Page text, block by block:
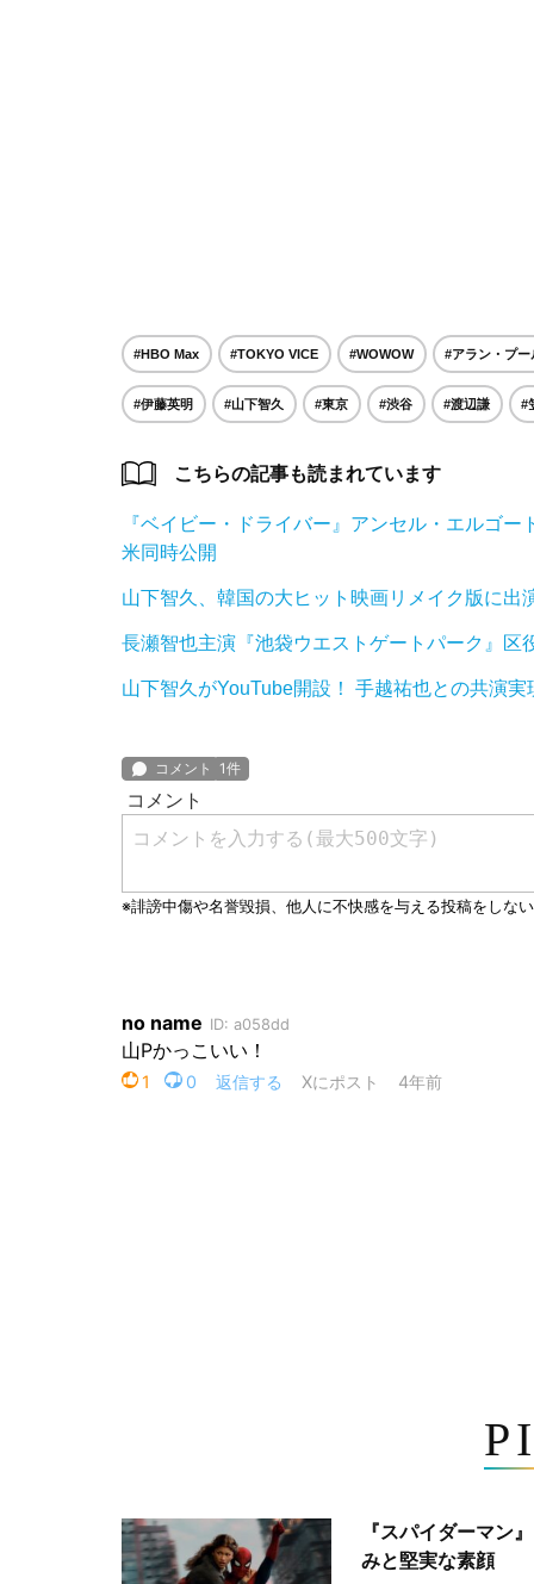
#HBO Max #TOKYO VICE #WOWOW #アラン・プー
#伊藤英明 #山下智久 #東京 #渋谷 #渡辺謙 #
こちらの記事も読まれています
『ベイビー・ドライバー』アンセル・エルゴ
米同時公開
山下智久、韓国の大ヒット映画リメイク版に
長瀬智也主演『池袋ウエストゲートパーク』
山下智久がYouTube開設！ 手越祐也との共演実
『スパイダーマン
みと堅実な素顔